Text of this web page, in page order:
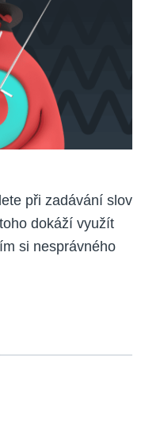
při zadávání slov
dokáží využít
si nesprávného